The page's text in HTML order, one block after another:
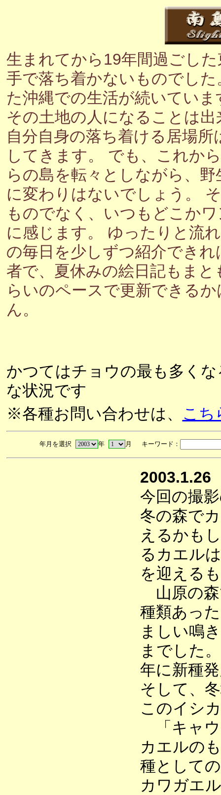
生まれてから19年間過ごし
手で落ち着かないものでし
た沖縄での生活が続いてい
その土地の人になることは
自分自身の落ち着ける居場
してきます。 でも、これか
らの島を転々としながら、
に変わりはないでしょう。
ものでなく、いつもどこか
に感じます。 ゆったりと流
の毎日を少しずつ紹介でき
者で、夏休みの絵日記もま
らいのペースで更新できる
ん。
かつてはチョウの最も多く
な状況です
※各種お問い合わせは、 こち
年月を選択 年 月 キーワード：
2003.1.26
今回の撮
冬の森で
えるかも
るカエル
を迎える
山原の森
種類あっ
ましい鳴
までした
年に新種
そして、
このイシ
「キャウ
カエルの
種として
カワガエ